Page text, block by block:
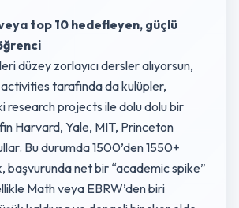
top 10 hedefleyen, güçlü
düzey zorlayıcı dersler alıyorsun,
tarafında da kulüpler,
research projects ile dolu dolu bir
Harvard, Yale, MIT, Princeton
Bu durumda 1500’den 1550+
başvurunda net bir “academic spike”
Math veya EBRW’den biri